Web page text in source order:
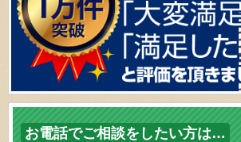
お電話でご相談をしたい方は…